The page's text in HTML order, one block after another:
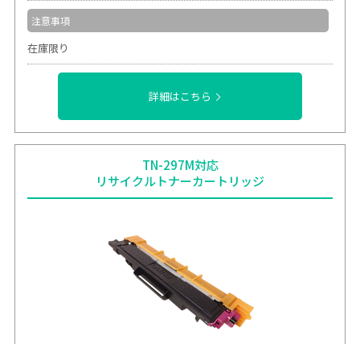
注意事項
在庫限り
詳細はこちら
TN-297M対応
リサイクルトナーカートリッジ